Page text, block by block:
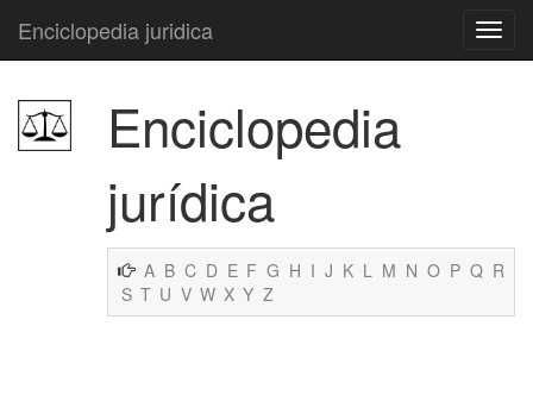
Enciclopedia juridica
Enciclopedia
jurídica
A B C D E F G H I J K L M N O P Q R
S T U V W X Y Z